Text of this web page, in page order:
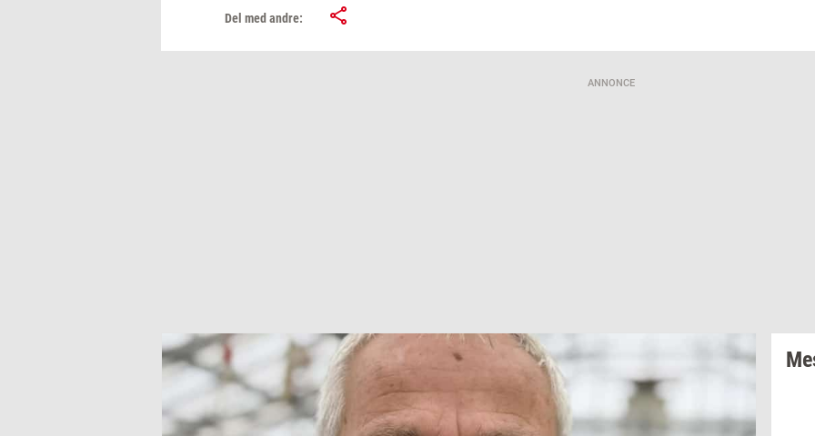
Del med andre:
ANNONCE